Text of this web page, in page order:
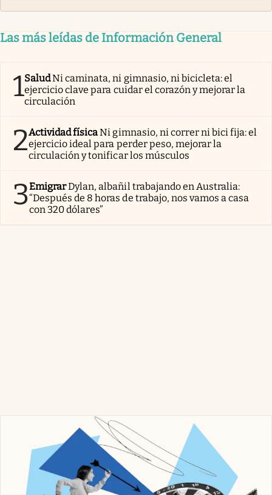
Las más leídas de Información General
1SaludNi caminata, ni gimnasio, ni bicicleta: el
ejercicio clave para cuidar el corazón y mejorar la
circulación
2Actividad físicaNi gimnasio, ni correr ni bici fija: el
ejercicio ideal para perder peso, mejorar la
circulación y tonificar los músculos
3EmigrarDylan, albañil trabajando en Australia:
“Después de 8 horas de trabajo, nos vamos a casa
con 320 dólares”